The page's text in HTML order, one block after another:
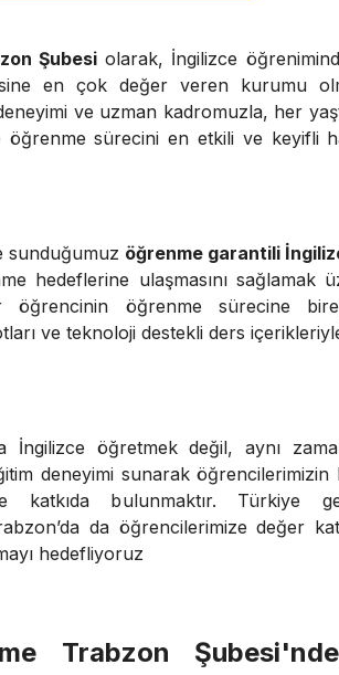
Şubesiolarak, İngilizce
en çok değer veren kurumu
ve uzman kadromuzla, her
öğrenme sürecini en etkili ve keyifli
sunduğumuz öğrenme garantili
hedeflerine ulaşmasını sağlamak
öğrencinin öğrenme sürecine
ve teknoloji destekli ders
İngilizce öğretmek değil, aynı
deneyimi sunarak öğrencilerimizin
katkıda bulunmaktır. Türkiye
da öğrencilerimize değer
hedefliyoruz
Trabzon